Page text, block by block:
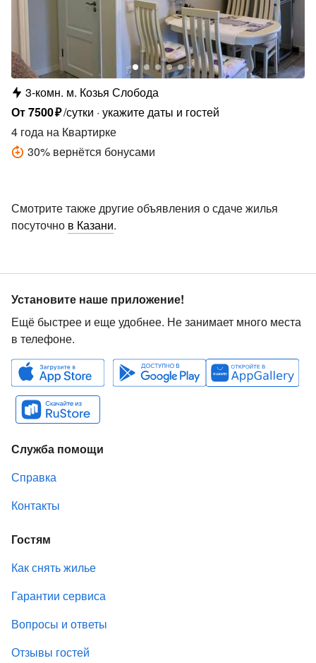
3-комн. м. Козья Слобода
От7500₽/сутки укажите даты и гостей
4 года на Квартирке
30% вернётся бонусами
Смотрите также другие объявления о сдаче жилья
посуточно в Казани.
Установите наше приложение!
Ещё быстрее и еще удобнее. Не занимает много места
в телефоне.
Служба помощи
Справка
Контакты
Гостям
Как снять жилье
Гарантии сервиса
Вопросы и ответы
Отзывы гостей